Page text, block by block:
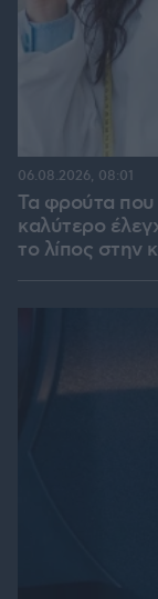
Τα φρούτα που
καλύτερο
το λίπος στην
06.08.2026, 08:01